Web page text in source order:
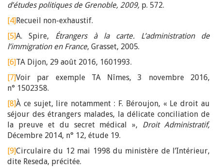
d’études politiques de Grenoble, 2009, p. 572.
[4]Recueil non-exhaustif.
[5]A. Spire, Étrangers à la carte. L’administration de
l’immigration en France, Grasset, 2005.
[6]TA Dijon, 29 août 2016, 1601993.
[7]Voir par exemple TA Nîmes, 3 novembre 2016,
n° 1502358.
[8]À ce sujet, lire notamment : F. Béroujon, « Le droit au
séjour des étrangers malades, la délicate conciliation de
la preuve et du secret médical », Droit Administratif,
Décembre 2014, n° 12, étude 19.
[9]Circulaire du 12 mai 1998 du ministère de l’Intérieur,
dite Reseda, précitée.